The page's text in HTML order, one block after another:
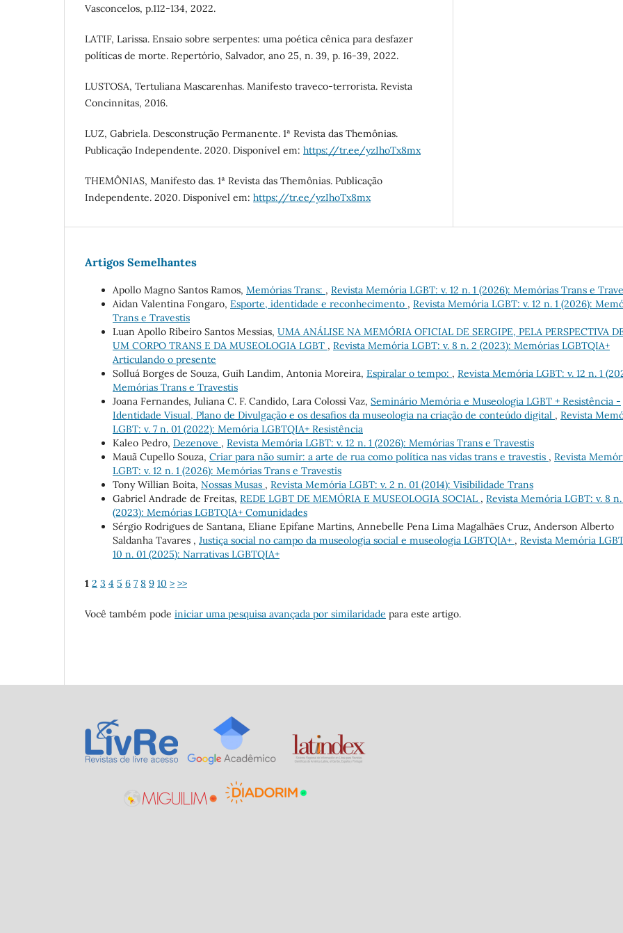
Vasconcelos, p.112-134, 2022.
LATIF, Larissa. Ensaio sobre serpentes: uma poética cênica para desfazer
políticas de morte. Repertório, Salvador, ano 25, n. 39, p. 16-39, 2022.
LUSTOSA, Tertuliana Mascarenhas. Manifesto traveco-terrorista. Revista
Concinnitas, 2016.
LUZ, Gabriela. Desconstrução Permanente. 1ª Revista das Themônias.
Publicação Independente. 2020. Disponível em: https://tr.ee/yzIhoTx8mx
THEMÔNIAS, Manifesto das. 1ª Revista das Themônias. Publicação
Independente. 2020. Disponível em: https://tr.ee/yzIhoTx8mx
Artigos Semelhantes
Apollo Magno Santos Ramos, Memórias Trans: , Revista Memória LGBT: v. 12 n. 1 (2026): Memórias Trans e
Aidan Valentina Fongaro, Esporte, identidade e reconhecimento , Revista Memória LGBT: v. 12 n. 1 (2026):
Trans e Travestis
Luan Apollo Ribeiro Santos Messias, UMA ANÁLISE NA MEMÓRIA OFICIAL DE SERGIPE, PELA PERSPECTIVA
UM CORPO TRANS E DA MUSEOLOGIA LGBT , Revista Memória LGBT: v. 8 n. 2 (2023): Memórias LGBTQIA+
Articulando o presente
Solluá Borges de Souza, Guih Landim, Antonia Moreira, Espiralar o tempo: , Revista Memória LGBT: v. 12 n. 1
Memórias Trans e Travestis
Joana Fernandes, Juliana C. F. Candido, Lara Colossi Vaz, Seminário Memória e Museologia LGBT + Resistência -
Identidade Visual, Plano de Divulgação e os desafios da museologia na criação de conteúdo digital , Revista
LGBT: v. 7 n. 01 (2022): Memória LGBTQIA+ Resistência
Kaleo Pedro, Dezenove , Revista Memória LGBT: v. 12 n. 1 (2026): Memórias Trans e Travestis
Mauã Cupello Souza, Criar para não sumir: a arte de rua como política nas vidas trans e travestis , Revista
LGBT: v. 12 n. 1 (2026): Memórias Trans e Travestis
Tony Willian Boita, Nossas Musas , Revista Memória LGBT: v. 2 n. 01 (2014): Visibilidade Trans
Gabriel Andrade de Freitas, REDE LGBT DE MEMÓRIA E MUSEOLOGIA SOCIAL , Revista Memória LGBT: v. 8 n.
(2023): Memórias LGBTQIA+ Comunidades
Sérgio Rodrigues de Santana, Eliane Epifane Martins, Annebelle Pena Lima Magalhães Cruz, Anderson Alberto
Saldanha Tavares , Justiça social no campo da museologia social e museologia LGBTQIA+ , Revista Memória
10 n. 01 (2025): Narrativas LGBTQIA+
1 2 3 4 5 6 7 8 9 10 > >>
Você também pode iniciar uma pesquisa avançada por similaridade para este artigo.